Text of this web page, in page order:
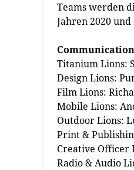
Teams werden
Jahren 2020
Titanium Lions:
Design Lions:
Film Lions:
Mobile Lions:
Outdoor Lions:
Print &
Creative Officer
Radio & Audio